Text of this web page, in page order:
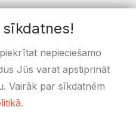
nepieciešamo
Jūs varat apstiprināt
Vairāk par sīkdatnēm
.